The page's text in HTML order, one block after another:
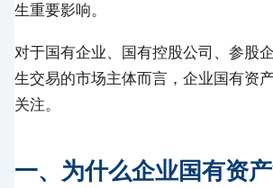
生重要影响。
对于国有企业、国有控股公司、参股
生交易的市场主体而言，企业国有资
关注。
一、为什么企业国有资